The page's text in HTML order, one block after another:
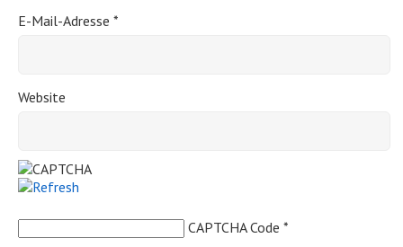
E-Mail-Adresse *
Website
CAPTCHA Code *